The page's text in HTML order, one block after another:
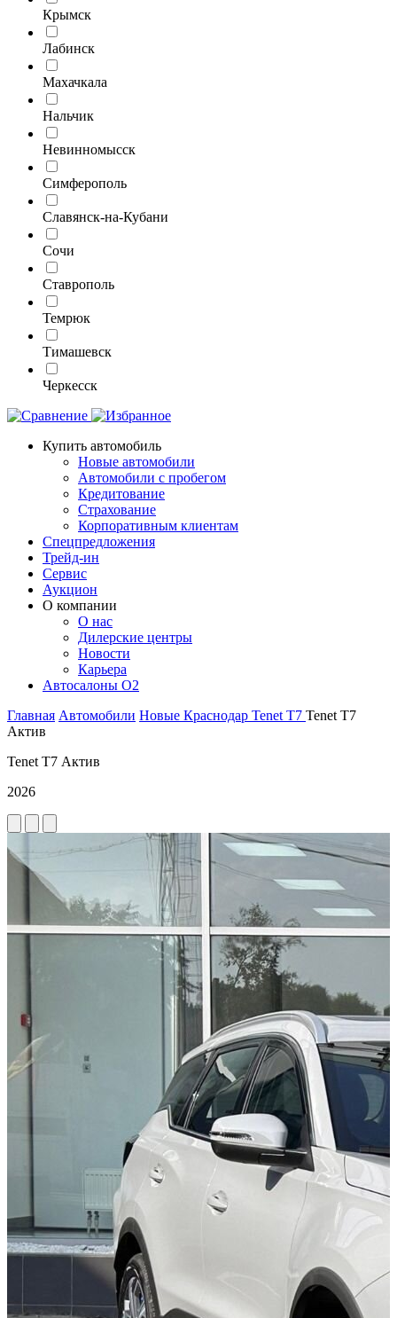
Крымск
Лабинск
Махачкала
Нальчик
Невинномысск
Симферополь
Славянск-на-Кубани
Сочи
Ставрополь
Темрюк
Тимашевск
Черкесск
Купить автомобиль
Новые автомобили
Автомобили с пробегом
Кредитование
Страхование
Корпоративным клиентам
Спецпредложения
Трейд-ин
Сервис
Аукцион
О компании
О нас
Дилерские центры
Новости
Карьера
Автосалоны O2
Главная Автомобили Новые Краснодар Tenet T7 Tenet T7
Актив
Tenet T7 Актив
2026